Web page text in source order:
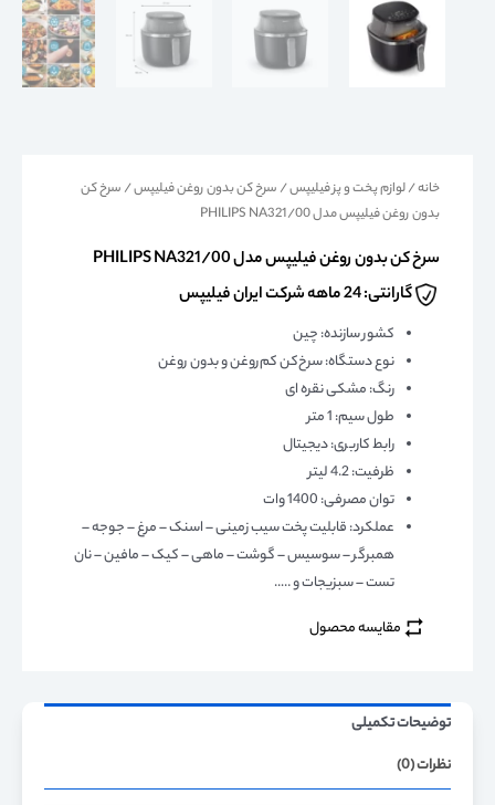
خانه/لوازم پخت و پز فیلیپس/ سرخ کن بدون روغن فیلیپس/ سرخ کن
بدون روغن فیلیپس مدل PHILIPS NA321/00
سرخ کن بدون روغن فیلیپس مدل PHILIPS NA321/00
گارانتی: 24 ماهه شرکت ایران فیلیپس
کشور سازنده: چین
نوع دستگاه:سرخ‌کن کم‌‌روغن و بدون روغن
رنگ: مشکی نقره ای
طول سیم: 1 متر
رابط کاربری:دیجیتال
ظرفیت: 4.2 لیتر
توان مصرفی: 1400 وات
عملکرد: قابلیت پخت سیب زمینی – اسنک – مرغ – جوجه –
همبرگر – سوسیس – گوشت – ماهی – کیک – مافین – نان
تست – سبزیجات و …..
مقایسه محصول
توضیحات تکمیلی
نظرات (0)